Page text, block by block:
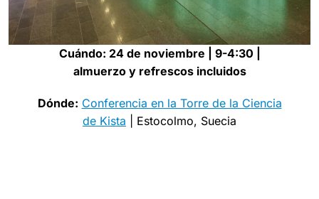
Cuándo: 24 de noviembre | 9-4:30 |
almuerzo y refrescos incluidos
Dónde: Conferencia en la Torre de la Ciencia
de Kista | Estocolmo, Suecia